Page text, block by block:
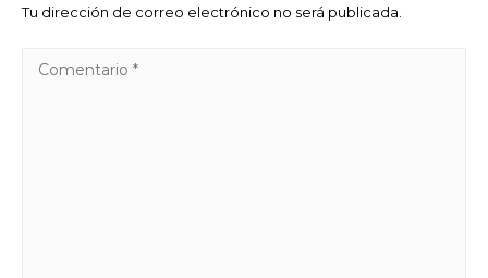
Tu dirección de correo electrónico no será publicada.